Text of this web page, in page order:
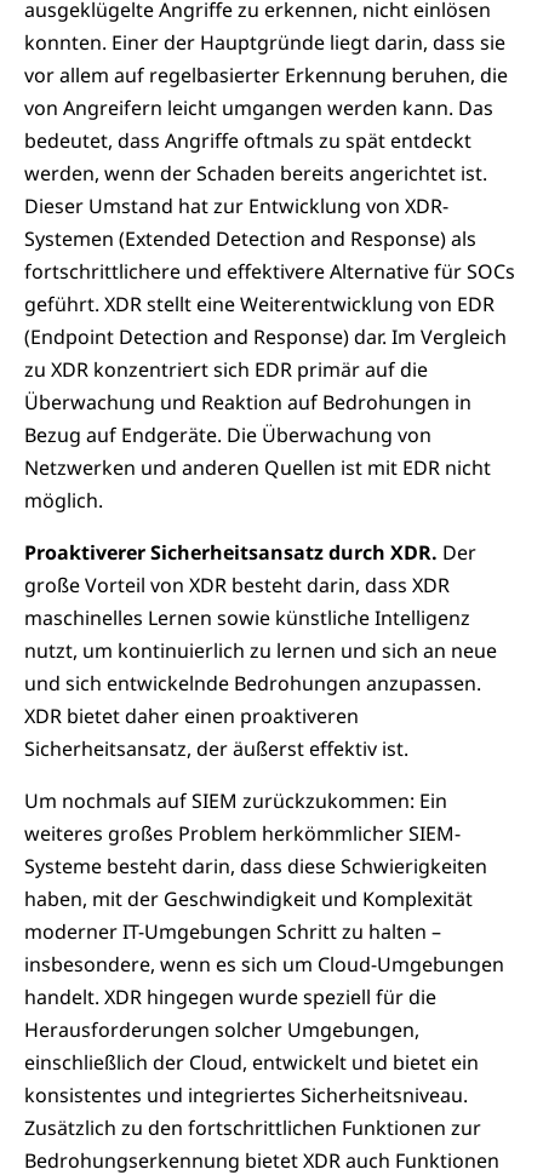
ausgeklügelte Angriffe zu erkennen, nicht einlösen
konnten. Einer der Hauptgründe liegt darin, dass sie
vor allem auf regelbasierter Erkennung beruhen, die
von Angreifern leicht umgangen werden kann. Das
bedeutet, dass Angriffe oftmals zu spät entdeckt
werden, wenn der Schaden bereits angerichtet ist.
Dieser Umstand hat zur Entwicklung von XDR-
Systemen (Extended Detection and Response) als
fortschrittlichere und effektivere Alternative für SOCs
geführt. XDR stellt eine Weiterentwicklung von EDR
(Endpoint Detection and Response) dar. Im Vergleich
zu XDR konzentriert sich EDR primär auf die
Überwachung und Reaktion auf Bedrohungen in
Bezug auf Endgeräte. Die Überwachung von
Netzwerken und anderen Quellen ist mit EDR nicht
möglich.
Proaktiverer Sicherheitsansatz durch XDR. Der
große Vorteil von XDR besteht darin, dass XDR
maschinelles Lernen sowie künstliche Intelligenz
nutzt, um kontinuierlich zu lernen und sich an neue
und sich entwickelnde Bedrohungen anzupassen.
XDR bietet daher einen proaktiveren
Sicherheitsansatz, der äußerst effektiv ist.
Um nochmals auf SIEM zurückzukommen: Ein
weiteres großes Problem herkömmlicher SIEM-
Systeme besteht darin, dass diese Schwierigkeiten
haben, mit der Geschwindigkeit und Komplexität
moderner IT-Umgebungen Schritt zu halten –
insbesondere, wenn es sich um Cloud-Umgebungen
handelt. XDR hingegen wurde speziell für die
Herausforderungen solcher Umgebungen,
einschließlich der Cloud, entwickelt und bietet ein
konsistentes und integriertes Sicherheitsniveau.
Zusätzlich zu den fortschrittlichen Funktionen zur
Bedrohungserkennung bietet XDR auch Funktionen